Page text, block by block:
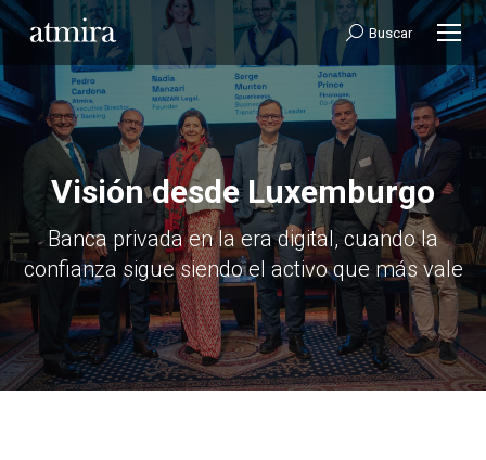
Buscar:
Buscar
Visión desde Luxemburgo
Banca privada en la era digital, cuando la
confianza sigue siendo el activo que más vale
Estás aquí: